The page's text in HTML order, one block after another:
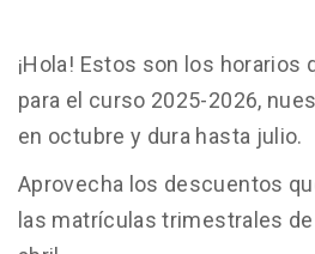
¡Hola! Estos son los horarios
para el curso 2025-2026,
en octubre y dura hasta julio.
Aprovecha los descuentos
las matrículas trimestrales